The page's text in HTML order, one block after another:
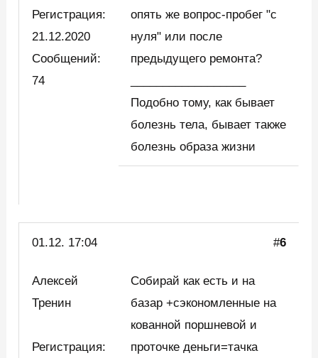
Регистрация:
21.12.2020
Сообщений:
74
опять же вопрос-пробег "с
нуля" или после
предыдущего ремонта?
Подобно тому, как бывает
болезнь тела, бывает также
болезнь образа жизни
01.12. 17:04 #6
Алексей
Тренин
Регистрация:
Собирай как есть и на
базар +сэкономленные на
кованной поршневой и
проточке деньги=тачка